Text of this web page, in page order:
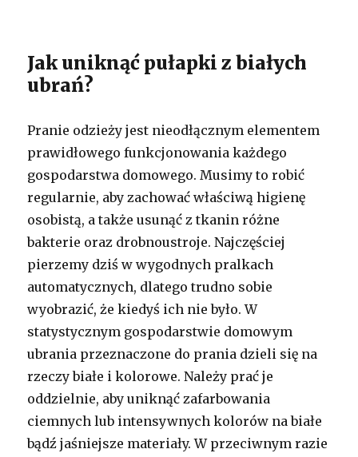
Jak uniknąć pułapki z białych
ubrań?
Pranie odzieży jest nieodłącznym elementem
prawidłowego funkcjonowania każdego
gospodarstwa domowego. Musimy to robić
regularnie, aby zachować właściwą higienę
osobistą, a także usunąć z tkanin różne
bakterie oraz drobnoustroje. Najczęściej
pierzemy dziś w wygodnych pralkach
automatycznych, dlatego trudno sobie
wyobrazić, że kiedyś ich nie było. W
statystycznym gospodarstwie domowym
ubrania przeznaczone do prania dzieli się na
rzeczy białe i kolorowe. Należy prać je
oddzielnie, aby uniknąć zafarbowania
ciemnych lub intensywnych kolorów na białe
bądź jaśniejsze materiały. W przeciwnym razie